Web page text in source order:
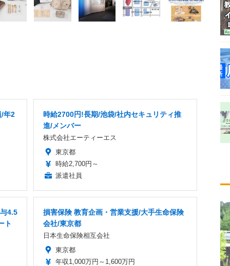
/年2
時給2700円!長期/池袋/社内セキュリティ推
進/メンバー
株式会社エーティーエス
東京都
時給2,700円～
派遣社員
4.5
ト
損害保険 教育企画・営業支援/大手生命保険
会社/東京都
日本生命保険相互会社
東京都
年収1,000万円～1,600万円